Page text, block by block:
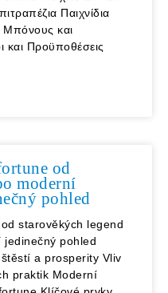
Παιχνίδια
Μπόνους και
και Προϋποθέσεις
od
moderní
pohled
starověkých legend
pohled
a prosperity Vliv
praktik Moderní